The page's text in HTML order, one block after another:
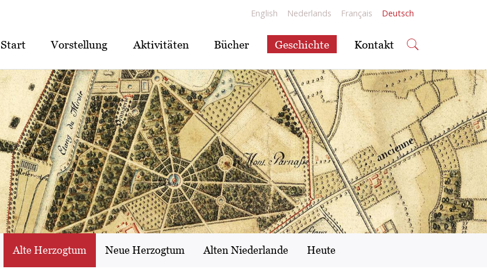
English Nederlands Français Deutsch
Start Vorstellung Aktivitäten Bücher Geschichte Kontakt
Alte Herzogtum Neue Herzogtum Alten Niederlande Heute